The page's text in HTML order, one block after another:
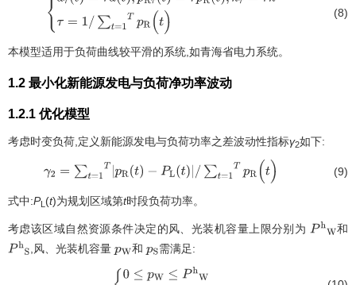
d d t) ,pR )= τp R(t), (8)
本模型适用于负荷曲线较平滑的系统,如青海省电力系统。
1.2 最小化新能源发电与负荷净功率波动
1.2.1 优化模型
考虑时变负荷,定义新能源发电与负荷功率之差波动性指标γ2如下:
γ2 =∑ =1TpR t)-PL(t /∑ t=1TpR( ) (9)
式中:PL (t)为规划区域第t时段负荷功率。
考虑该区域自然资源条件决定的风、光装机容量上限分别为 PhW 和
PhS ,风、光装机容量 pW和 pS需满足: